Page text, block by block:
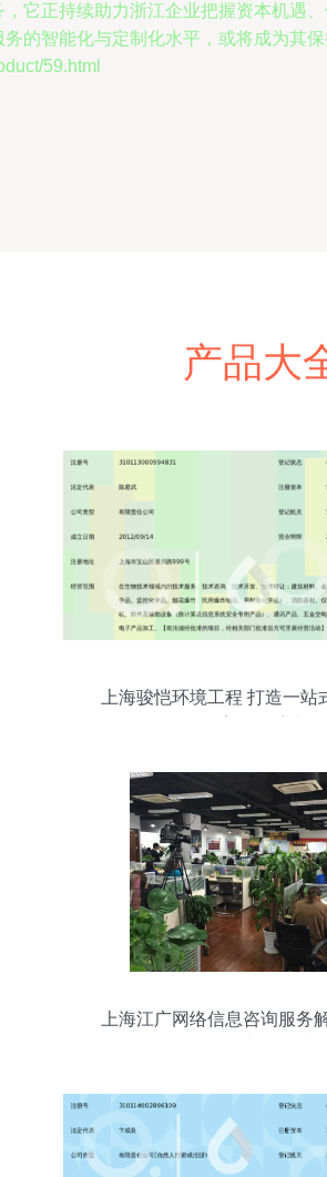
它正持续助力浙江企业把握资本机遇
的智能化与定制化水平，或将成为其保
59.html
产品大
上海骏恺环境工程 打造一站
上海江广网络信息咨询服务